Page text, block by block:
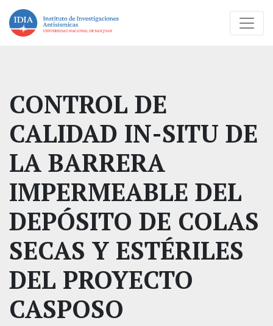
CONTROL DE
CALIDAD IN-SITU DE
LA BARRERA
IMPERMEABLE DEL
DEPÓSITO DE COLAS
SECAS Y ESTÉRILES
DEL PROYECTO
CASPOSO